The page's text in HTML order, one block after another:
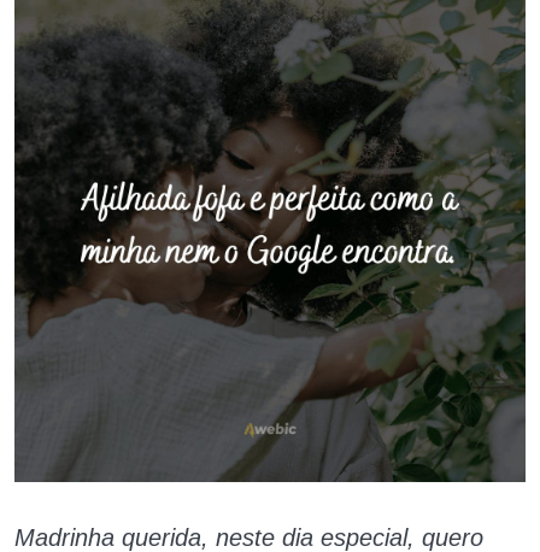
Madrinha querida, neste dia especial, quero